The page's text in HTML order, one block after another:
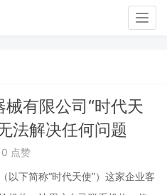
有限公司“时代天
法解决任何问题
0 点赞
以下简称“时代天使”）这家企业客